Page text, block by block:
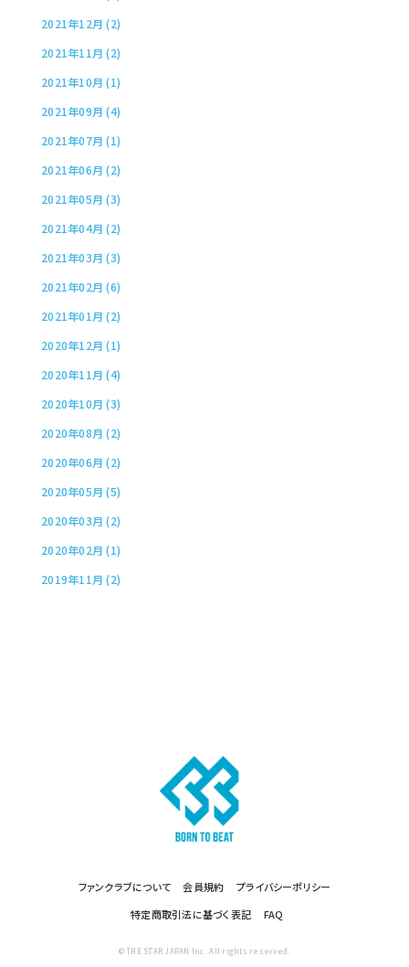
2021年12月 (2)
2021年11月 (2)
2021年10月 (1)
2021年09月 (4)
2021年07月 (1)
2021年06月 (2)
2021年05月 (3)
2021年04月 (2)
2021年03月 (3)
2021年02月 (6)
2021年01月 (2)
2020年12月 (1)
2020年11月 (4)
2020年10月 (3)
2020年08月 (2)
2020年06月 (2)
2020年05月 (5)
2020年03月 (2)
2020年02月 (1)
2019年11月 (2)
ファンクラブについて 会員規約
プライバシーポリシー
特定商取引法に基づく表記
FAQ
© THE STAR JAPAN Inc. All rights reserved.